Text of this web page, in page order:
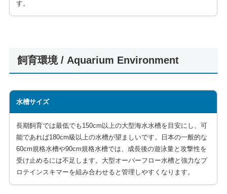
す。
飼育環境 / Aquarium Environment
水槽サイズ
長期飼育では最低でも150cm以上の大型海水水槽を目安にし、可
能であれば180cm級以上の水槽が望ましいです。日本の一般的な
60cm規格水槽や90cm規格水槽では、成長後の遊泳量と攻撃性を
受け止めるには不足します。大型オーバーフロー水槽と強力なプ
ロテインスキマーを組み合わせると管理しやすくなります。